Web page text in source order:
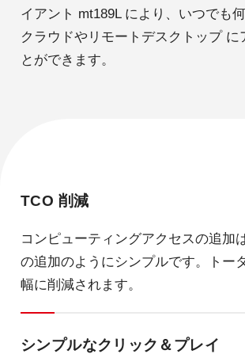
イアント mt189L により、いつでも
クラウドやリモートデスクトップ に
とができます。
TCO 削減
コンピューティングアクセスの追加
の追加のようにシンプルです。トー
幅に削減されます。
シンプルなクリック＆プレイ